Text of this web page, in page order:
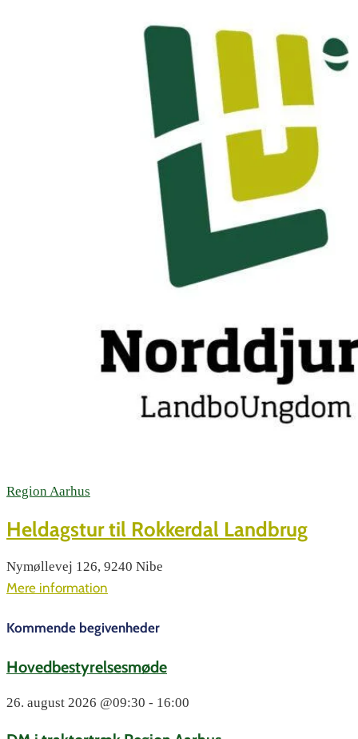
Region Aarhus
Heldagstur til Rokkerdal Landbrug
Nymøllevej 126, 9240 Nibe
Mere information
Kommende begivenheder
Hovedbestyrelsesmøde
26. august 2026 @09:30 - 16:00